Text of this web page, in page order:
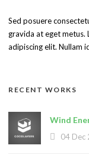
Sed posuere
gravida at eget
adipiscing elit. Nullam
RECENT WORKS
Wind
04 Dec